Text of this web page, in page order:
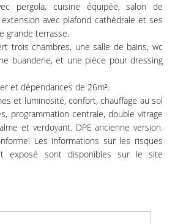
pergola, cuisine équipée, salon de
avec plafond cathédrale et ses
grande terrasse.
trois chambres, une salle de bains, wc
buanderie, et une pièce pour dressing
et dépendances de 26m².
et luminosité, confort, chauffage au sol
programmation centrale, double vitrage
et verdoyant. DPE ancienne version.
Les informations sur les risques
exposé sont disponibles sur le site